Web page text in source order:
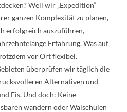
Weil wir „Expedition“
ganzen Komplexität zu planen,
erfolgreich auszuführen,
Erfahrung. Was auf
vor Ort flexibel.
überprüfen wir täglich die
Alternativen und
Eis. Und doch: Keine
wandern oder Walschulen